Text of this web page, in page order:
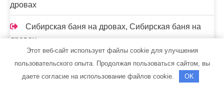
дровах
Сибирская баня на дровах, Сибирская баня на
дровах
Скиф, автомойка
Этот веб-сайт использует файлы cookie для улучшения
пользовательского опыта. Продолжая пользоваться сайтом, вы
даете согласие на использование файлов cookie.
OK